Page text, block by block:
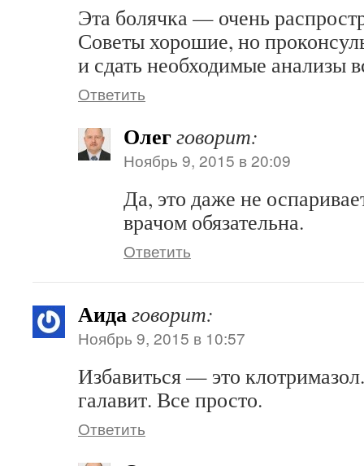
Эта болячка — очень
Советы хорошие, но
и сдать необходимые анализы
Ответить
Олегговорит:
Ноябрь 9, 2015 в 20:09
Да, это даже не
врачом обязательна.
Ответить
Аидаговорит:
Ноябрь 9, 2015 в 10:57
Избавиться — это
галавит. Все просто.
Ответить